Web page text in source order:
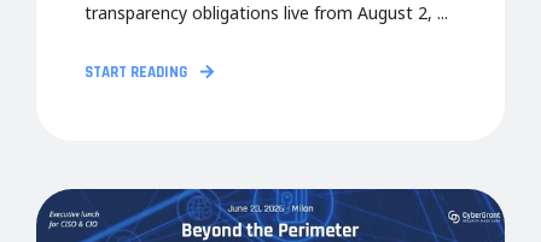
transparency obligations live from August 2, ...
START READING